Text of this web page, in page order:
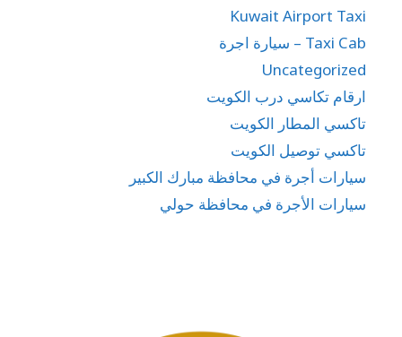
Kuwait Airport Taxi
Taxi Cab – سيارة اجرة
Uncategorized
ارقام تكاسي درب الكويت
تاكسي المطار الكويت
تاكسي توصيل الكويت
سيارات أجرة في محافظة مبارك الكبير
سيارات الأجرة في محافظة حولي